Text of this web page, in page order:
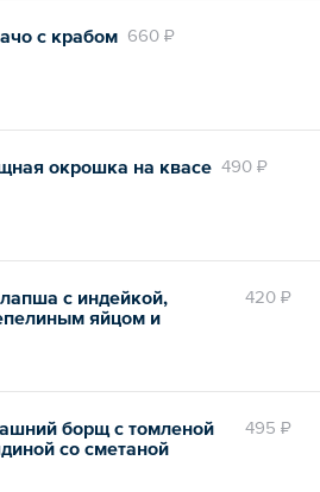
660 ₽
с крабом
490 ₽
окрошка на квасе
420 ₽
с индейкой,
яйцом и
495 ₽
борщ с томленой
со сметаной